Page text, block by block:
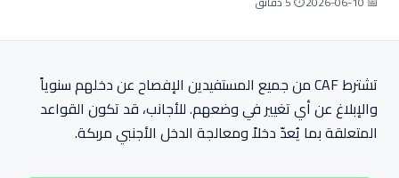
تشترط CAF من جميع المستفيدين الإفصاح عن دخلهم سنوياً
والإبلاغ عن أي تغيير في وضعهم. للأجانب، قد تكون القواعد
المتعلقة بما يُعدّ دخلاً ومعالجة الدخل الأجنبي مربكة.